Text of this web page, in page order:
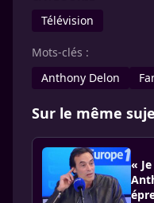
Télévision
Mots-clés :
Anthony Delon
Sur le même
«